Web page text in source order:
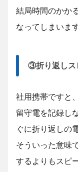
結局時間のかか
なってしまいます
③折り返しス
社用携帯ですと
留守電を記録し
ぐに折り返しの
そういった意味
するよりもスピ